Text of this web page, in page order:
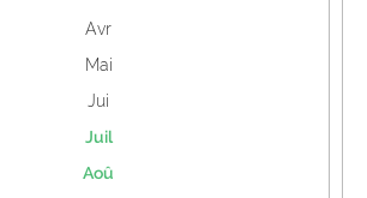
Avr
Mai
Jui
Juil
Aoû